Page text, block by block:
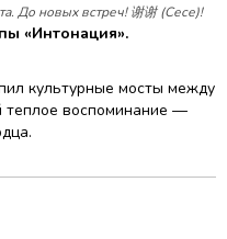
До новых встреч! 谢谢 (Сесе)!
«Интонация».
культурные мосты между
теплое воспоминание —